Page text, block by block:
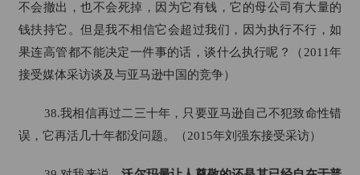
不会撤出，也不会死掉，因为它有钱，它的母公司有大量的
钱扶持它。但是我不相信它会超过我们，因为执行不行，如
果连高管都不能决定一件事的话，谈什么执行呢？（2011年
接受媒体采访谈及与亚马逊中国的竞争）
38.我相信再过二三十年，只要亚马逊自己不犯致命性错
误，它再活几十年都没问题。（2015年刘强东接受采访）